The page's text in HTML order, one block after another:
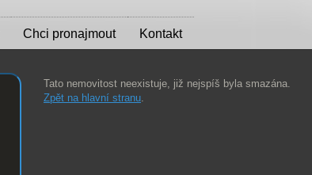
Chci pronajmout Kontakt
Tato nemovitost neexistuje, již nejspíš byla smazána.
Zpět na hlavní stranu.